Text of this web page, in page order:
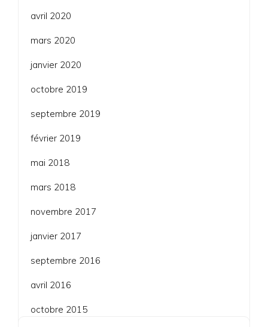
avril 2020
mars 2020
janvier 2020
octobre 2019
septembre 2019
février 2019
mai 2018
mars 2018
novembre 2017
janvier 2017
septembre 2016
avril 2016
octobre 2015